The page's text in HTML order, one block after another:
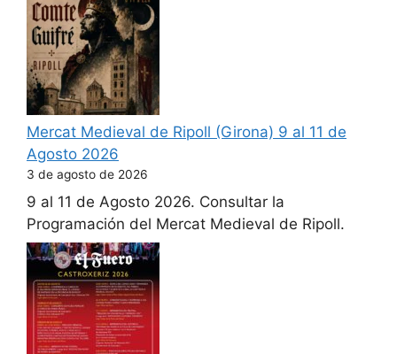
Mercat Medieval de Ripoll (Girona) 9 al 11 de
Agosto 2026
3 de agosto de 2026
9 al 11 de Agosto 2026. Consultar la
Programación del Mercat Medieval de Ripoll.